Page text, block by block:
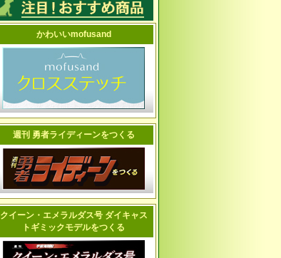
かわいいmofusand
週刊 勇者ライディーンをつくる
クイーン・エメラルダス号 ダイキャス
トギミックモデルをつくる